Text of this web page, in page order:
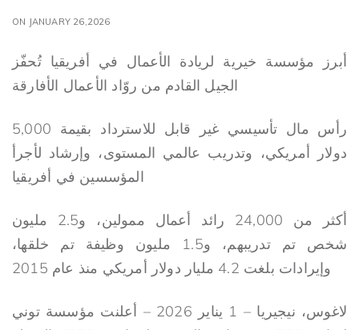
ON JANUARY 26,2026
أبرز مؤسسة خيرية لريادة الأعمال في أفريقيا تُحفّز
الجيل القادم من روّاد الأعمال الأفارقة
رأس مال تأسيسي غير قابل للاسترداد بقيمة 5,000
دولار أمريكي، وتدريب عالمي المستوى، وإرشاد لأجرأ
المؤسسين في أفريقيا
أكثر من 24,000 رائد أعمال ممولين، و2.5 مليون
شخص تم تدريبهم، و1.5 مليون وظيفة تم خلقها،
وإيرادات بلغت 4.2 مليار دولار أمريكي منذ عام 2015
لاغوس، نيجيريا – 1 يناير 2026 – أعلنت مؤسسة توني